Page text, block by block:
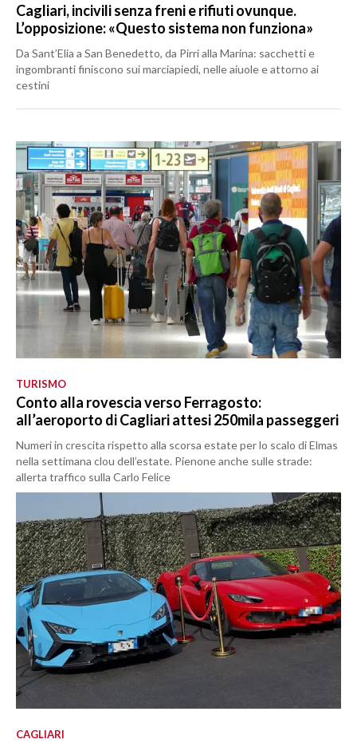
Cagliari, incivili senza freni e rifiuti ovunque.
L’opposizione: «Questo sistema non funziona»
Da Sant’Elia a San Benedetto, da Pirri alla Marina: sacchetti e
ingombranti finiscono sui marciapiedi, nelle aiuole e attorno ai
cestini
TURISMO
Conto alla rovescia verso Ferragosto:
all’aeroporto di Cagliari attesi 250mila passeggeri
Numeri in crescita rispetto alla scorsa estate per lo scalo di Elmas
nella settimana clou dell’estate. Pienone anche sulle strade:
allerta traffico sulla Carlo Felice
CAGLIARI